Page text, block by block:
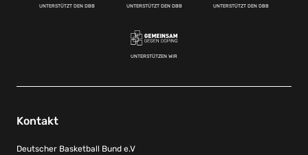
UNTERSTÜTZT DEN DBB UNTERSTÜTZT DEN DBB UNTERSTÜTZT DEN DBB
UNTERSTÜTZEN WIR
Kontakt
Deutscher Basketball Bund e.V